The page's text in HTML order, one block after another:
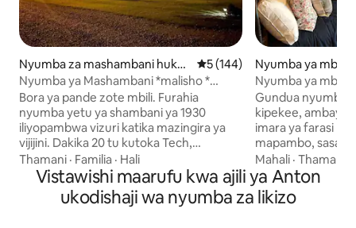
Nyumba za mashambani huko
Anton
Ukadiriaji wa wastani wa 5
5 (144)
Nyumba ya Mashambani *malisho *
baraza * dak 20 kutoka TTU
Bora ya pande zote mbili. Furahia
nyumba yetu ya shambani ya 1930
iliyopambwa vizuri katika mazingira ya
vijijini. Dakika 20 tu kutoka Tech,
unaweza mzizi kwenye Red Raiders, na
kisha kupumzika kwenye mojawapo ya
baraza kubwa na kutazama kutua kwa
Thamani · Familia · Hali
Nyumba ya mbao
ock
Nyumba ya
na Uwanja wa
Gundua nyumba
kipekee, ambayo
imara ya farasi
mapambo, sasa
Airbnb. Inafaa
ni eneo lako la
mambo ya kila
uliozungukwa na
Mahali ·Thamani
Vistawishi maarufu kwa ajili ya Anton
ukodishaji wa nyumba za likizo